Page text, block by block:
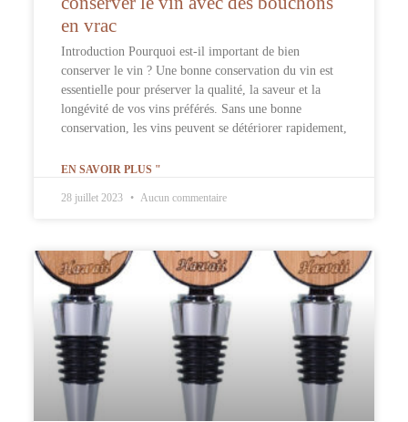
en vrac
Introduction Pourquoi est-il important de bien
conserver le vin ? Une bonne conservation du vin est
essentielle pour préserver la qualité, la saveur et la
longévité de vos vins préférés. Sans une bonne
conservation, les vins peuvent se détériorer rapidement,
EN SAVOIR PLUS "
28 juillet 2023 Aucun commentaire